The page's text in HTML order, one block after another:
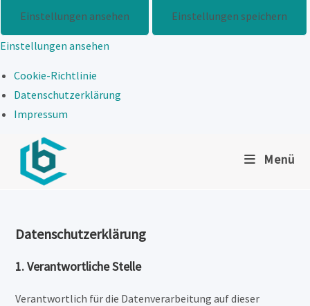
Einstellungen ansehen Einstellungen speichern
Einstellungen ansehen
Cookie-Richtlinie
Datenschutzerklärung
Impressum
springen
Menü
Datenschutzerklärung
1. Verantwortliche Stelle
Verantwortlich für die Datenverarbeitung auf dieser